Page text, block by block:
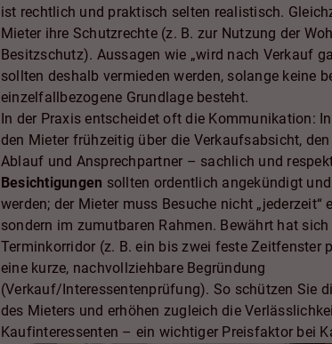
ist rechtlich und praktisch selten realistisch.
Mieter ihre Schutzrechte (z. B. zur Nutzung der
Besitzschutz). Aussagen wie „wird nach Verkauf
sollten deshalb vermieden werden, solange keine
einzelfallbezogene Grundlage besteht.
In der Praxis entscheidet oft die Kommunikation:
den Mieter frühzeitig über die Verkaufsabsicht,
Ablauf und Ansprechpartner – sachlich und
Besichtigungen sollten ordentlich angekündigt
werden; der Mieter muss Besuche nicht „jederzeit“
sondern im zumutbaren Rahmen. Bewährt hat
Terminkorridor (z. B. ein bis zwei feste Zeitfenster
eine kurze, nachvollziehbare Begründung
(Verkauf/Interessentenprüfung). So schützen Sie
des Mieters und erhöhen zugleich die
Kaufinteressenten – ein wichtiger Preisfaktor bei